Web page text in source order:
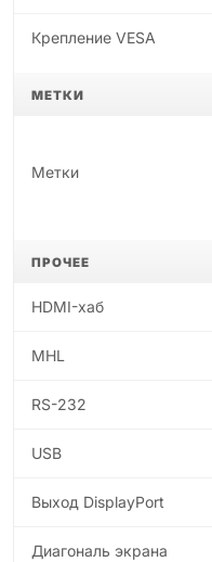
Крепление VESA
МЕТКИ
Метки
ПРОЧЕЕ
HDMI-хаб
MHL
RS-232
USB
Выход DisplayPort
Диагональ экрана